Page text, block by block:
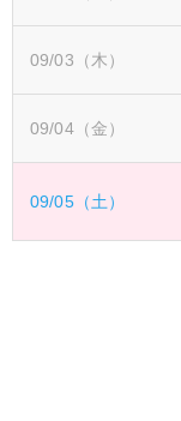
09/03（木）
09/04（金）
09/05（土）